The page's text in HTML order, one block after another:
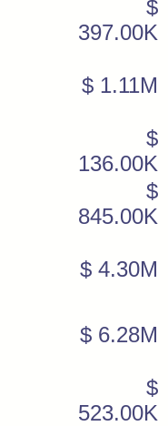
$
397.00K
$ 1.11M
$
136.00K
$
845.00K
$ 4.30M
$ 6.28M
$
523.00K